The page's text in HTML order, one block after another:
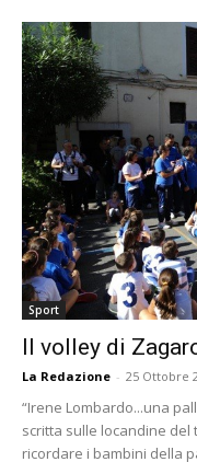
Sport
Il volley di
La Redazione - 25 Ottobre
“Irene Lombardo...una
scritta sulle locandine
ricordare i bambini della